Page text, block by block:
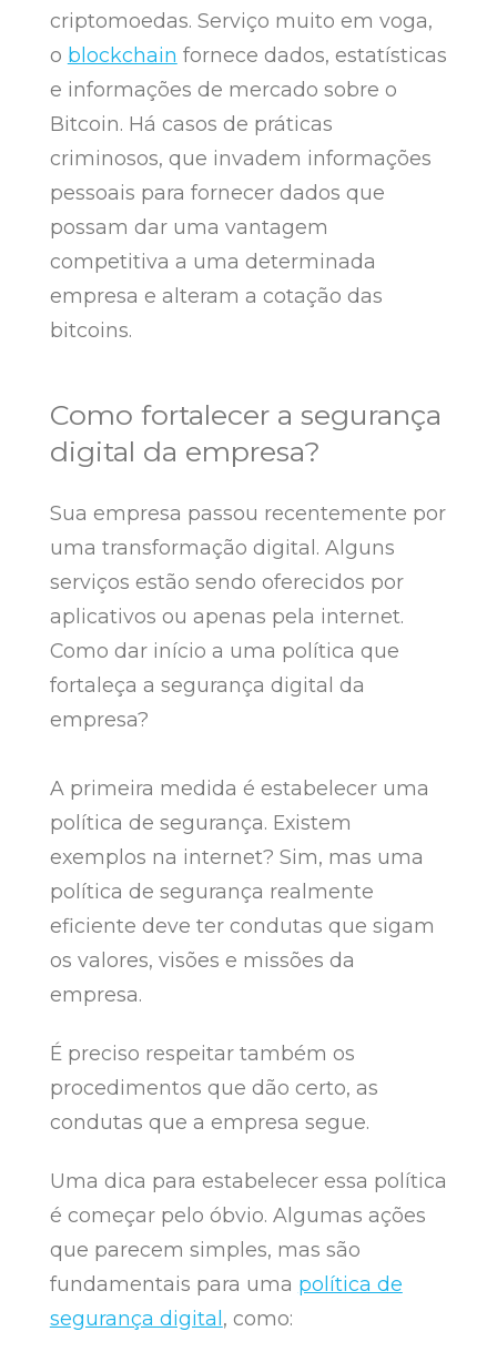
criptomoedas. Serviço muito em voga,
o blockchain fornece dados, estatísticas
e informações de mercado sobre o
Bitcoin. Há casos de práticas
criminosos, que invadem informações
pessoais para fornecer dados que
possam dar uma vantagem
competitiva a uma determinada
empresa e alteram a cotação das
bitcoins.
Como fortalecer a segurança
digital da empresa?
Sua empresa passou recentemente por
uma transformação digital. Alguns
serviços estão sendo oferecidos por
aplicativos ou apenas pela internet.
Como dar início a uma política que
fortaleça a segurança digital da
empresa?
A primeira medida é estabelecer uma
política de segurança. Existem
exemplos na internet? Sim, mas uma
política de segurança realmente
eficiente deve ter condutas que sigam
os valores, visões e missões da
empresa.
É preciso respeitar também os
procedimentos que dão certo, as
condutas que a empresa segue.
Uma dica para estabelecer essa política
é começar pelo óbvio. Algumas ações
que parecem simples, mas são
fundamentais para uma política de
segurança digital , como: